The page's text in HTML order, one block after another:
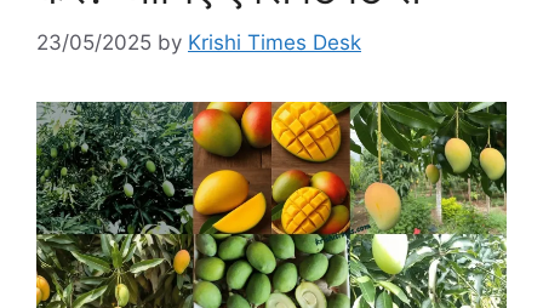
23/05/2025 by Krishi Times Desk